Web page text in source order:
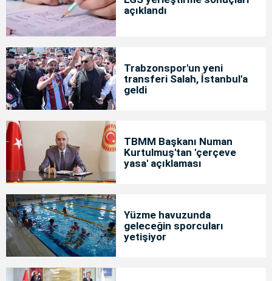
açıklandı
Trabzonspor'un yeni
transferi Salah, İstanbul'a
geldi
TBMM Başkanı Numan
Kurtulmuş'tan 'çerçeve
yasa' açıklaması
Yüzme havuzunda
geleceğin sporcuları
yetişiyor